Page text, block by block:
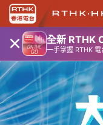
× 全新 RTHK
一手掌握 RTHK 電